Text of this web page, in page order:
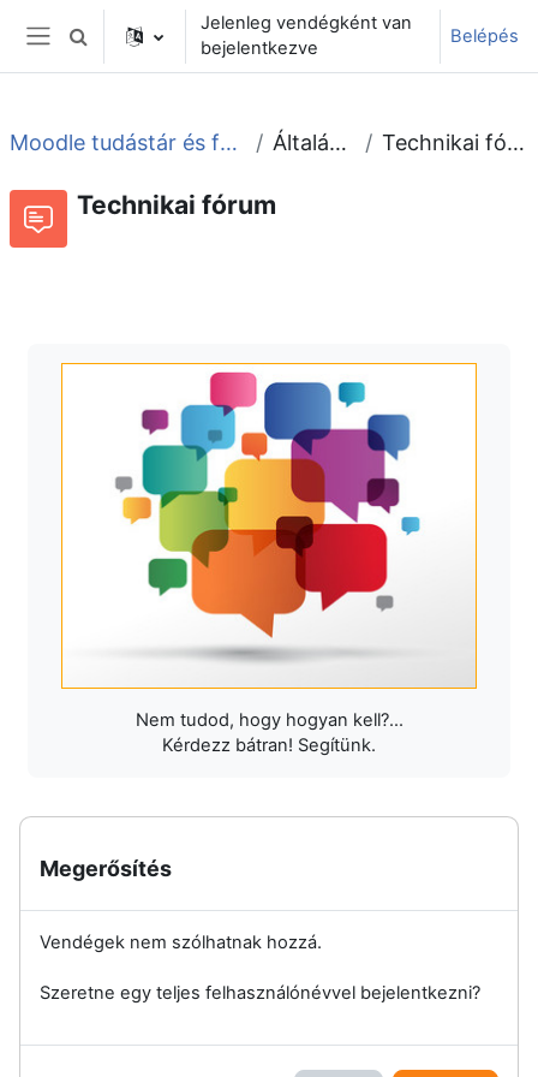
Tovább a fő tartalomhoz
Oldalpanel
Keresési bemeneti adatok váltása
Jelenleg vendégként van
bejelentkezve
Belépés
Moodle tudástár és fórum Általános Technikai fórum
Technikai fórum
Nem tudod, hogy hogyan kell?...
Kérdezz bátran! Segítünk.
Megerősítés
Vendégek nem szólhatnak hozzá.
Szeretne egy teljes felhasználónévvel bejelentkezni?